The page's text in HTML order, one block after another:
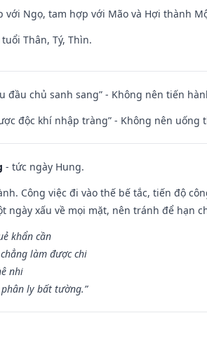
Ngọ, tam hợp với Mão và Hợi thành
Thân, Tý, Thìn.
đầu chủ sanh sang” - Không nên tiến
độc khí nhập tràng” - Không nên
- tức ngày Hung.
Công việc đi vào thế bế tắc, tiến độ
ngày xấu về mọi mặt, nên tránh để hạn
khẩn cần
làm được chi
nhi
ly bất tường.”